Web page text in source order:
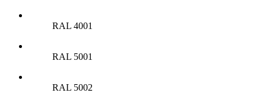
RAL 4001
RAL 5001
RAL 5002